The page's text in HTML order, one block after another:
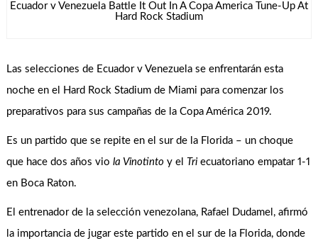
Ecuador v Venezuela Battle It Out In A Copa America Tune-Up At
Hard Rock Stadium
Las selecciones de Ecuador v Venezuela se enfrentarán esta
noche en el Hard Rock Stadium de Miami para comenzar los
preparativos para sus campañas de la Copa América 2019.
Es un partido que se repite en el sur de la Florida – un choque
que hace dos años viola Vinotinto y el Triecuatoriano empatar 1-1
en Boca Raton.
El entrenador de la selección venezolana, Rafael Dudamel, afirmó
la importancia de jugar este partido en el sur de la Florida, donde